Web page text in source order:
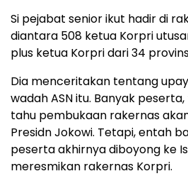
Si pejabat senior ikut hadir di
diantara 508 ketua Korpri
plus ketua Korpri dari 34
Dia menceritakan tentang
wadah ASN itu. Banyak
tahu pembukaan rakernas
Presidn Jokowi. Tetapi, entah
peserta akhirnya diboyong ke
meresmikan rakernas Korpri.